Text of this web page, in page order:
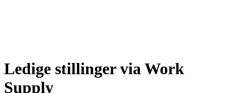
Ledige stillinger via Work
Supply